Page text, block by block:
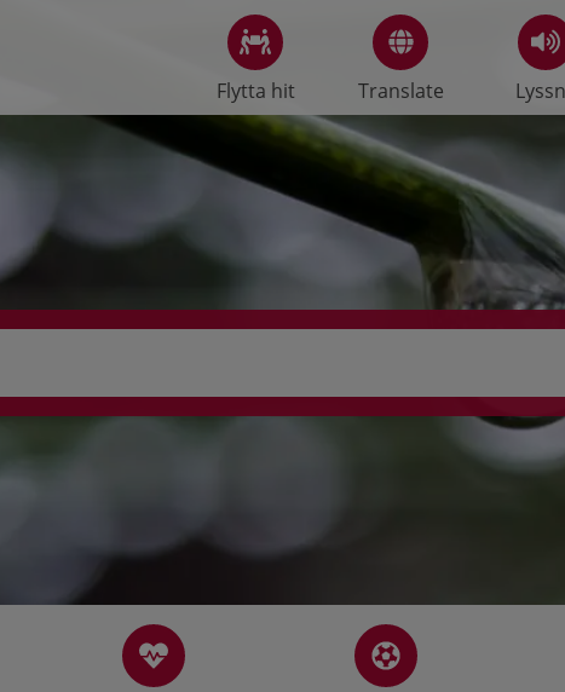
Flytta hit Translate